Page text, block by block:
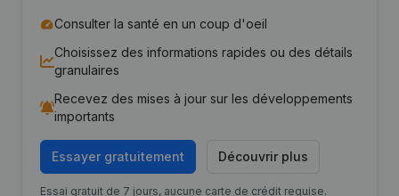
Consulter la santé en un coup d'oeil
Choisissez des informations rapides ou des détails
granulaires
Recevez des mises à jour sur les développements
importants
Essayer gratuitement Découvrir plus
Essai gratuit de 7 jours, aucune carte de crédit requise.